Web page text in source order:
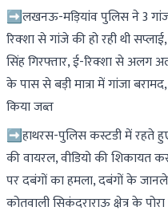
➡लखनऊ-मड़ियांव पुलिस ने 3
रिक्शा से गांजे की हो रही थी
सिंह गिरफ्तार, ई-रिक्शा से अलग
के पास से बड़ी मात्रा में गांजा
किया जब्त
➡हाथरस-पुलिस कस्टडी में रहते हुए
की वायरल, वीडियो की शिकायत
पर दबंगों का हमला, दबंगों के
कोतवाली सिकंदराराऊ क्षेत्र के